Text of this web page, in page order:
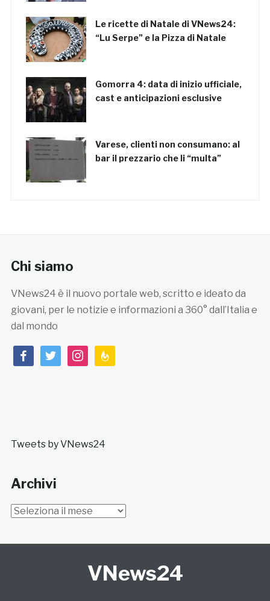
Le ricette di Natale di VNews24:
“Lu Serpe” e la Pizza di Natale
Gomorra 4: data di inizio ufficiale,
cast e anticipazioni esclusive
Varese, clienti non consumano: al
bar il prezzario che li “multa”
Chi siamo
VNews24 è il nuovo portale web, scritto e ideato da
giovani, per le notizie e informazioni a 360° dall’Italia e
dal mondo
facebooktwitterinstagramfeedburner
Tweets by VNews24
Archivi
Archivi
VNews24